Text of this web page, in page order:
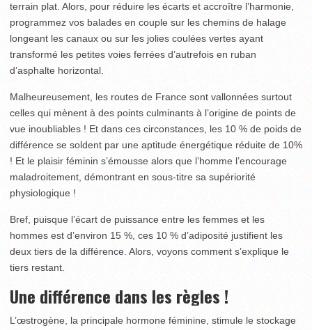
terrain plat. Alors, pour réduire les écarts et accroître l’harmonie,
programmez vos balades en couple sur les chemins de halage
longeant les canaux ou sur les jolies coulées vertes ayant
transformé les petites voies ferrées d’autrefois en ruban
d’asphalte horizontal.
Malheureusement, les routes de France sont vallonnées surtout
celles qui mènent à des points culminants à l’origine de points de
vue inoubliables ! Et dans ces circonstances, les 10 % de poids de
différence se soldent par une aptitude énergétique réduite de 10%
! Et le plaisir féminin s’émousse alors que l’homme l’encourage
maladroitement, démontrant en sous-titre sa supériorité
physiologique !
Bref, puisque l’écart de puissance entre les femmes et les
hommes est d’environ 15 %, ces 10 % d’adiposité justifient les
deux tiers de la différence. Alors, voyons comment s’explique le
tiers restant.
Une différence dans les règles !
L’œstrogène, la principale hormone féminine, stimule le stockage